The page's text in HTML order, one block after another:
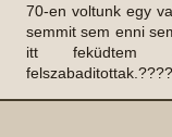
70-en voltunk egy
semmit sem enni
itt feküdtem